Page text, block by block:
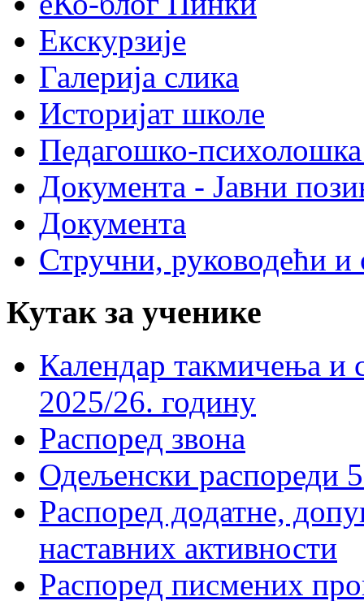
Екскурзије
Галерија слика
Историјат школе
Педагошко-психолошка
Документа - Јавни
Документа
Стручни, руководећи и
Кутак за ученике
Календар такмичења
2025/26. годину
Распоред звона
Одељенски распореди
Распоред додатне,
наставних активности
Распоред писмених